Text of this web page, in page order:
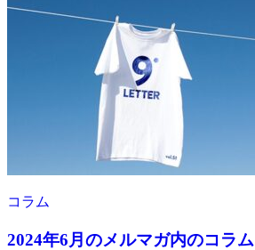
コラム
2024年6月のメルマガ内のコラム